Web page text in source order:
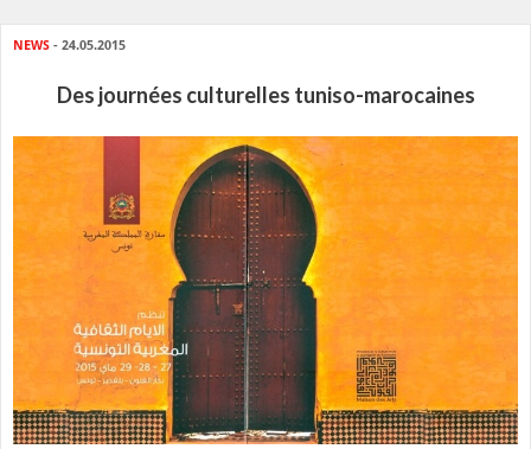
NEWS - 24.05.2015
Des journées culturelles tuniso-marocaines